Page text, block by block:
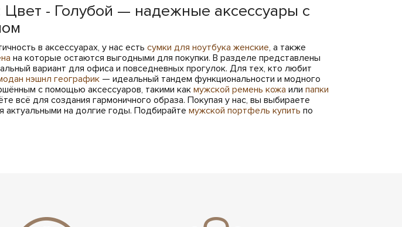
- Голубой — надежные аксессуары с
в аксессуарах, у нас есть сумки для ноутбука женские, а также
на которые остаются выгодными для покупки. В разделе представлены
вариант для офиса и повседневных прогулок. Для тех, кто любит
нэшнл географик— идеальный тандем функциональности и модного
с помощью аксессуаров, такими как мужской ремень кожа или папки
всё для создания гармоничного образа. Покупая у нас, вы выбираете
актуальными на долгие годы. Подбирайте мужской портфель купить по